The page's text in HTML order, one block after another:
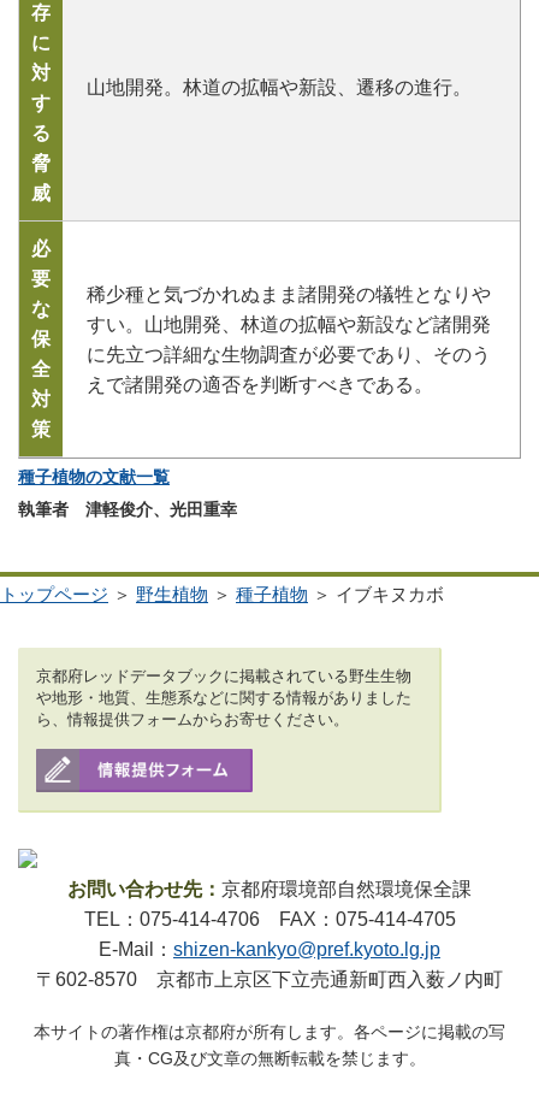
存
に
対
す
る
脅
威
山地開発。林道の拡幅や新設、遷移の進行。
必
要
な
保
全
対
策
稀少種と気づかれぬまま諸開発の犠牲となりや
すい。山地開発、林道の拡幅や新設など諸開発
に先立つ詳細な生物調査が必要であり、そのう
えで諸開発の適否を判断すべきである。
種子植物の文献一覧
執筆者 津軽俊介、光田重幸
トップページ ＞ 野生植物 ＞ 種子植物 ＞ イブキヌカボ
京都府レッドデータブックに掲載されている野生生物
や地形・地質、生態系などに関する情報がありました
ら、情報提供フォームからお寄せください。
お問い合わせ先： 京都府環境部自然環境保全課
TEL：075-414-4706 FAX：075-414-4705
E-Mail： shizen-kankyo@pref.kyoto.lg.jp
〒602-8570 京都市上京区下立売通新町西入薮ノ内町
本サイトの著作権は京都府が所有します。各ページに掲載の写
真・CG及び文章の無断転載を禁じます。